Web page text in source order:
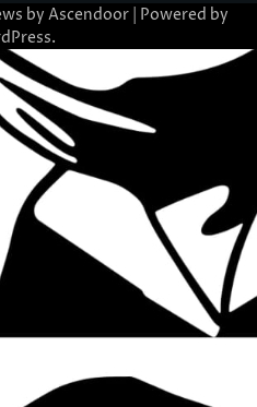
by Ascendoor | Powered by
.